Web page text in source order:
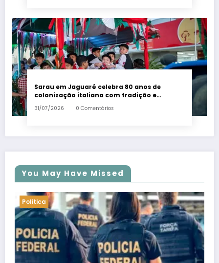
Sarau em Jaguaré celebra 80 anos de
colonização italiana com tradição e
trambolhão da polenta – Em Dia ES
31/07/2026 0 Comentários
You May Have Missed
Politica